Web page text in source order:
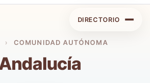
› COMUNIDAD AUTÓNOMA
DIRECTORIO